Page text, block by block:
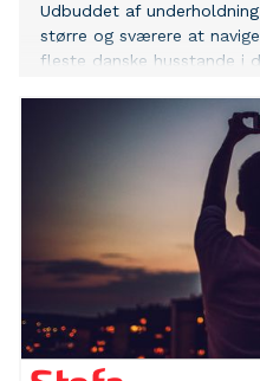
Udbuddet af
større og sværere at
fleste danske husstande i
YouSee nu YouSee Play –
der samler alle de bedste
streamingtjenester ét sted.
maksimal valgfrihed til
løbende udskifte deres
betaler for det, de har